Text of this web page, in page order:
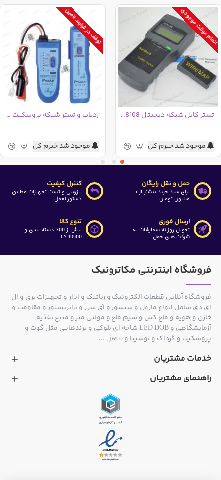
The tone and probe kit let you easily tracking wire directly
in connection with live telecommunication equipment and
router
Cable Mapping & status Indication
Display the result of pin to pin cable mapping
Display cable status and troubleshoot wiring for
continuity, shorts, opens and crossover.
Max support to 8 remote units
Tests voltage from 90 ~ 1000V, special design to make
sure the power is off before testing for circuit protection
اتمام موقت موجودی
تستر کابل شبکه دیجیتال 3LW - SC8108
موجود شد خبرم کن
توقف در فرایند تامین
ردیاب و تستر شبکه پروسکیت MT-7025
موجود شد خبرم کن
حمل و نقل رایگان
برای سبد خرید بیشتر از 5
میلیون تومان
کنترل کیفیت
بازرسی و تست تجهیزات مطابق
دستورالعمل
ارسال فوری
تحویل روزانه سفارشات به
شرکت های حمل
تنوع کالا
بیش از 300 دسته بندی و
10000 کالا
فروشگاه اینترنتی مکاترونیک
فروشگاه آنلاین قطعات الکترونیک و رباتیک و ابزار و تجهیزات برق و ال
ای دی شامل انواع ماژول و سنسور و آی سی و ترانزیستور و مقاومت و
خازن و هویه و قلع کش و سیم قلع و مولتی متر و منبع تغذیه
آزمایشگاهی و LED DOB شاخه ای بلوکی و برندهایی مثل گوت و
پروسکیت و گرداک و توشیبا و jwco , ...
خدمات مشتریان
راهنمای مشتریان